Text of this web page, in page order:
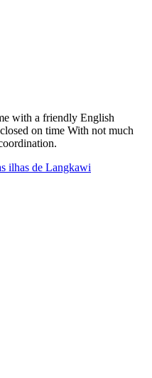
with a friendly English
on time With not much
ilhas de Langkawi